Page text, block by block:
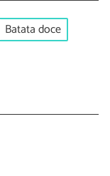
Batata doce